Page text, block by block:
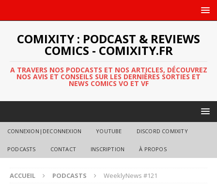
COMIXITY : PODCAST & REVIEWS
COMICS - COMIXITY.FR
A TRAVERS NOS PODCASTS ET NOS ARTICLES, DÉCOUVREZ
NOS AVIS ET CONSEILS SUR LES DERNIÈRES SORTIES ET
NEWS COMICS VO ET VF
CONNEXION|DECONNEXION YOUTUBE DISCORD COMIXITY
PODCASTS CONTACT INSCRIPTION À PROPOS
ACCUEIL PODCASTS WeeklyNews #121